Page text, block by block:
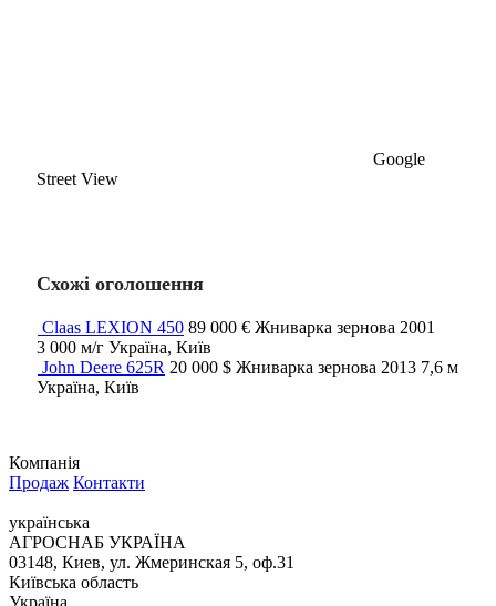
Google
Street View
Схожі оголошення
Claas LEXION 450 89 000 € Жниварка зернова 2001
3 000 м/г Україна, Київ
John Deere 625R 20 000 $ Жниварка зернова 2013 7,6 м
Україна, Київ
Компанія
Продаж Контакти
українська
АГРОСНАБ УКРАЇНА
03148, Киев, ул. Жмеринская 5, оф.31
Київська область